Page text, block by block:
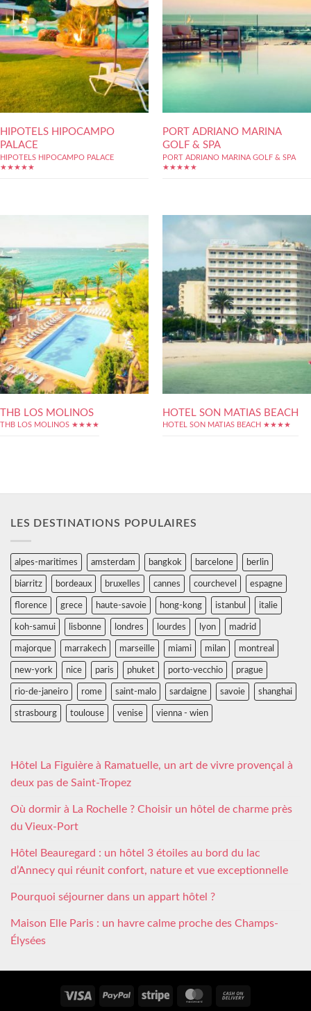
HIPOTELS HIPOCAMPO
PALACE
HIPOTELS HIPOCAMPO PALACE
★★★★★
PORT ADRIANO MARINA
GOLF & SPA
PORT ADRIANO MARINA GOLF & SPA
★★★★★
THB LOS MOLINOS
THB LOS MOLINOS ★★★★
HOTEL SON MATIAS BEACH
HOTEL SON MATIAS BEACH ★★★★
LES DESTINATIONS POPULAIRES
alpes-maritimes amsterdam bangkok barcelone berlin
biarritz bordeaux bruxelles cannes courchevel espagne
florence grece haute-savoie hong-kong istanbul italie
koh-samui lisbonne londres lourdes lyon madrid
majorque marrakech marseille miami milan montreal
new-york nice paris phuket porto-vecchio prague
rio-de-janeiro rome saint-malo sardaigne savoie shanghai
strasbourg toulouse venise vienna - wien
Hôtel La Figuière à Ramatuelle, un art de vivre provençal à
deux pas de Saint-Tropez
Où dormir à La Rochelle ? Choisir un hôtel de charme près
du Vieux-Port
Hôtel Beauregard : un hôtel 3 étoiles au bord du lac
d’Annecy qui réunit confort, nature et vue exceptionnelle
Pourquoi séjourner dans un appart hôtel ?
Maison Elle Paris : un havre calme proche des Champs-
Élysées
Visa PayPal Stripe MasterCard